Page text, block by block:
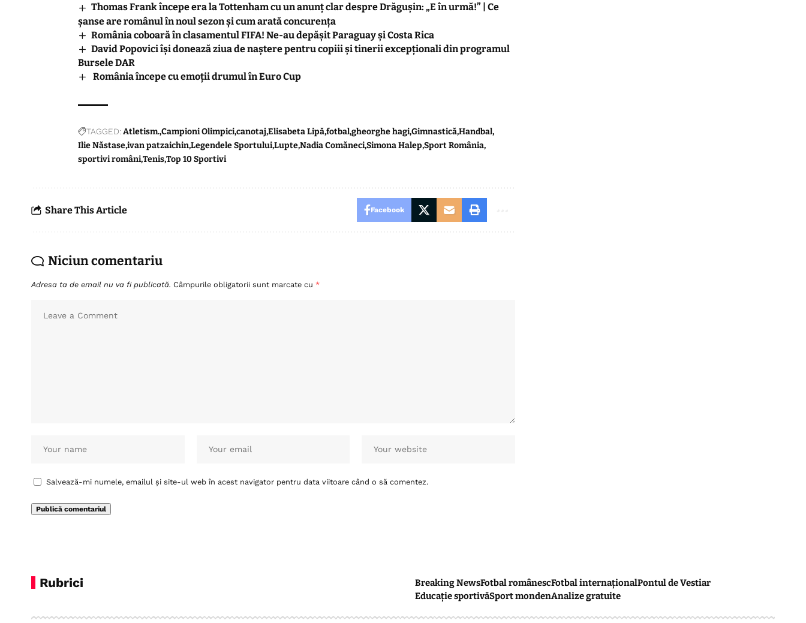
Thomas Frank începe era la Tottenham cu un anunț clar despre Drăgușin: „E în urmă!” | Ce
șanse are românul în noul sezon și cum arată concurența
România coboară în clasamentul FIFA! Ne-au depășit Paraguay și Costa Rica
David Popovici își donează ziua de naștere pentru copiii și tinerii excepționali din programul
Bursele DAR
România începe cu emoții drumul în Euro Cup
TAGGED:Atletism.Campioni OlimpicicanotajElisabeta Lipăfotbalgheorghe hagiGimnasticăHandbal
Ilie Năstaseivan patzaichinLegendele SportuluiLupteNadia ComăneciSimona Halep Sport România
sportivi româniTenisTop 10 Sportivi
Share This Article Facebook
Niciun comentariu
Adresa ta de email nu va fi publicată. Câmpurile obligatorii sunt marcate cu *
Salvează-mi numele, emailul și site-ul web în acest navigator pentru data viitoare când o să comentez.
Rubrici Breaking NewsFotbal românescFotbal internaționalPontul de Vestiar
Educație sportivăSport mondenAnalize gratuite